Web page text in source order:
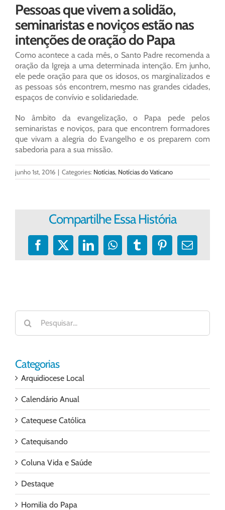
Pessoas que vivem a solidão,
seminaristas e noviços estão nas
intenções de oração do Papa
Como acontece a cada mês, o Santo Padre recomenda a
oração da Igreja a uma determinada intenção. Em junho,
ele pede oração para que os idosos, os marginalizados e
as pessoas sós encontrem, mesmo nas grandes cidades,
espaços de convívio e solidariedade.
No âmbito da evangelização, o Papa pede pelos
seminaristas e noviços, para que encontrem formadores
que vivam a alegria do Evangelho e os preparem com
sabedoria para a sua missão.
junho 1st, 2016 | Categories: Notícias, Notícias do Vaticano
Compartilhe Essa História
Facebook
X LinkedInWhatsApp
TumblrPinterest
E-
Buscar
resultados
para:
Categorias
Arquidiocese Local
Calendário Anual
Catequese Católica
Catequisando
Coluna Vida e Saúde
Destaque
Homilia do Papa